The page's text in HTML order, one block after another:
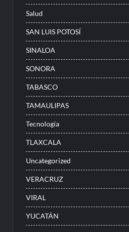
Salud
SAN LUIS POTOSÍ
SINALOA
SONORA
TABASCO
TAMAULIPAS
Tecnología
TLAXCALA
Uncategorized
VERACRUZ
VIRAL
YUCATÁN